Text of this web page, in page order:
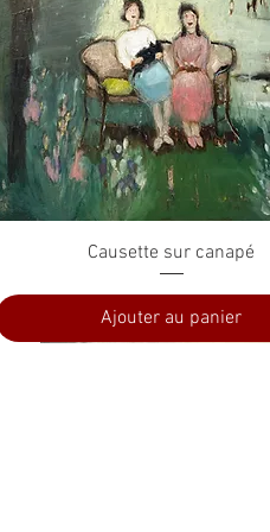
Aperçu rapide
Causette sur canapé
Ajouter au panier